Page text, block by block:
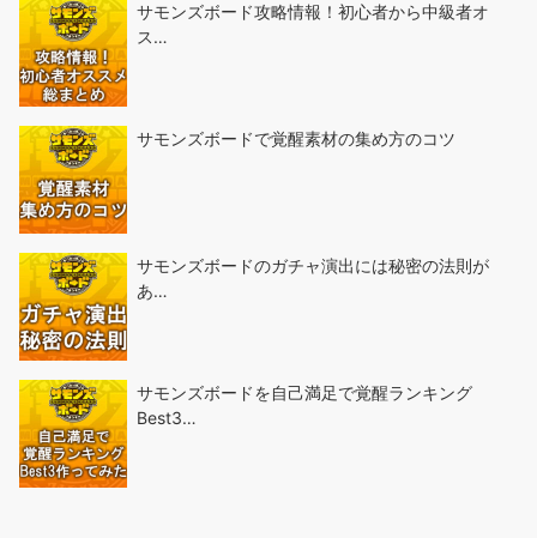
サモンズボード攻略情報！初心者から中級者オ
ス…
サモンズボードで覚醒素材の集め方のコツ
サモンズボードのガチャ演出には秘密の法則が
あ…
サモンズボードを自己満足で覚醒ランキング
Best3…